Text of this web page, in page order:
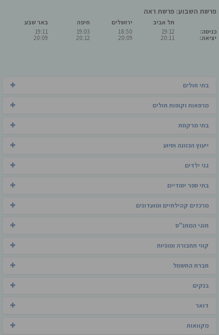
פרשת השבוע: פרשת ראה
כניסה:
יציאה:
תל אביב
19:12
20:11
ירושלים
18:50
20:09
חיפה
19:03
20:12
באר שבע
19:11
20:09
בתי חולים
מרפאות וקופות חולים
בתי מרקחת
ייעוץ הכוונה וסיוע
גני ילדים
בתי ספר יסודיים
מרכזים קהילתיים ומועדונים
חוגי המתנ"ס
קווי תחבורה ומוניות
חברת החשמל
בנקים
דואר
מקוואות